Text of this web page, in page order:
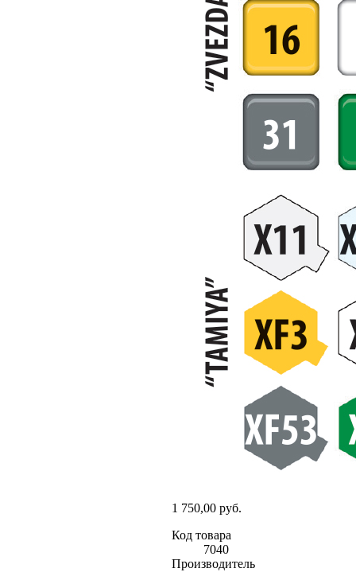
1 750,00 руб.
Код товара
7040
Производитель